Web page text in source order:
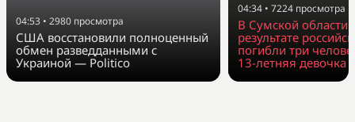
04:53 • 2980 просмотра
США восстановили полноценный
обмен разведданными с
Украиной — Politico
04:34 • 7224 просмотра
В Сумской области
результате
погибли три
13-летняя девочка